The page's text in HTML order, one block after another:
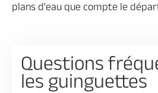
plans d'eau que compte le
Questions
les guinguettes